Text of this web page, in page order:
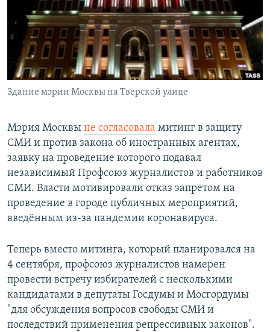
РАСПИСАНИЕ ВЕЩАНИЯ
ПОДПИШИТЕСЬ НА РАССЫЛКУ
СОЦИАЛЬНЫЕ СЕТИ
Все сайты РСЕ/РС
Здание мэрии Москвы на Тверской улице
Мэрия Москвы не согласовала митинг в защиту
СМИ и против закона об иностранных агентах,
заявку на проведение которого подавал
независимый Профсоюз журналистов и работников
СМИ. Власти мотивировали отказ запретом на
проведение в городе публичных мероприятий,
введённым из-за пандемии коронавируса.
Теперь вместо митинга, который планировался на
4 сентября, профсоюз журналистов намерен
провести встречу избирателей с несколькими
кандидатами в депутаты Госдумы и Мосгордумы
"для обсуждения вопросов свободы СМИ и
последствий применения репрессивных законов".